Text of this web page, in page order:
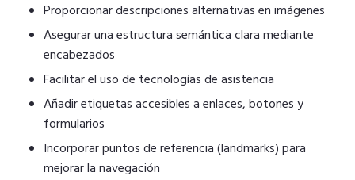
Proporcionar descripciones alternativas en imágenes
Asegurar una estructura semántica clara mediante
encabezados
Facilitar el uso de tecnologías de asistencia
Añadir etiquetas accesibles a enlaces, botones y
formularios
Incorporar puntos de referencia (landmarks) para
mejorar la navegación